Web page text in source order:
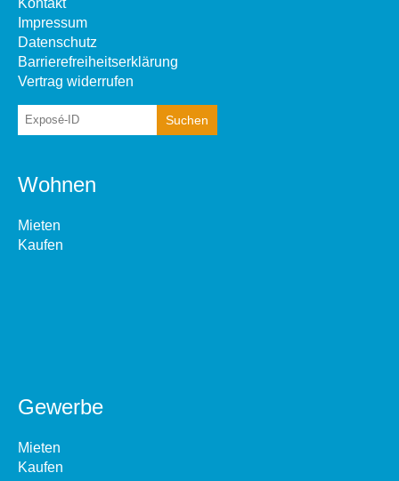
Kontakt
Impressum
Datenschutz
Barrierefreiheitserklärung
Vertrag widerrufen
Wohnen
Mieten
Kaufen
Gewerbe
Mieten
Kaufen